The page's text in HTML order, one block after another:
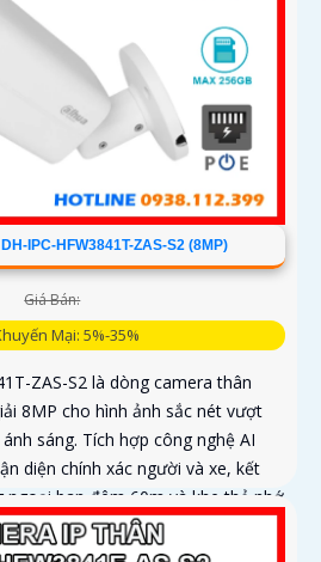
IPC-HFW3841T-ZAS-S2 (8MP)
Giá Bán:
Mại: 5%-35%
ZAS-S2 là dòng camera thân
8MP cho hình ảnh sắc nét vượt
sáng. Tích hợp công nghệ AI
diện chính xác người và xe, kết
ngoại ban đêm 60m và khe thẻ nhớ
giải pháp giám sát toàn diện và